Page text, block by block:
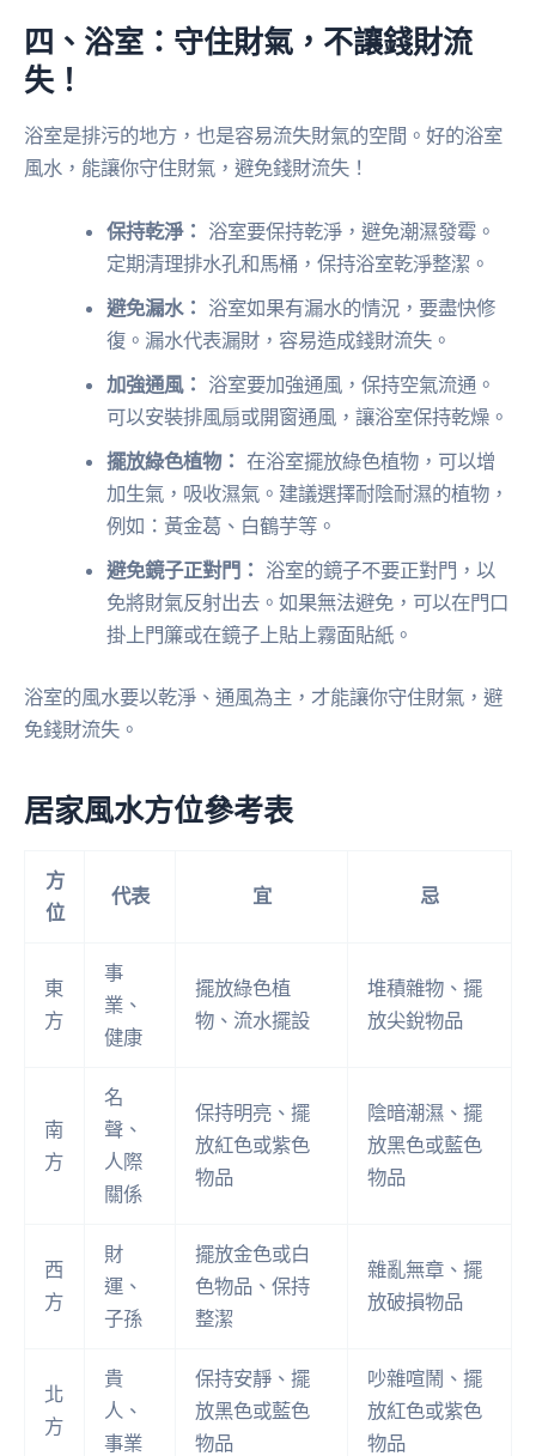
四、浴室：守住財氣，不讓錢財流
失！
浴室是排污的地方，也是容易流失財氣的空間。好的浴室
風水，能讓你守住財氣，避免錢財流失！
保持乾淨： 浴室要保持乾淨，避免潮濕發霉。
定期清理排水孔和馬桶，保持浴室乾淨整潔。
避免漏水： 浴室如果有漏水的情況，要盡快修
復。漏水代表漏財，容易造成錢財流失。
加強通風： 浴室要加強通風，保持空氣流通。
可以安裝排風扇或開窗通風，讓浴室保持乾燥。
擺放綠色植物： 在浴室擺放綠色植物，可以增
加生氣，吸收濕氣。建議選擇耐陰耐濕的植物，
例如：黃金葛、白鶴芋等。
避免鏡子正對門： 浴室的鏡子不要正對門，以
免將財氣反射出去。如果無法避免，可以在門口
掛上門簾或在鏡子上貼上霧面貼紙。
浴室的風水要以乾淨、通風為主，才能讓你守住財氣，避
免錢財流失。
居家風水方位參考表
方
位
代表 宜 忌
東
方
事
業、
健康
擺放綠色植
物、流水擺設
堆積雜物、擺
放尖銳物品
南
方
名
聲、
人際
關係
保持明亮、擺
放紅色或紫色
物品
陰暗潮濕、擺
放黑色或藍色
物品
西
方
財
運、
子孫
擺放金色或白
色物品、保持
整潔
雜亂無章、擺
放破損物品
北
方
貴
人、
事業
保持安靜、擺
放黑色或藍色
物品
吵雜喧鬧、擺
放紅色或紫色
物品